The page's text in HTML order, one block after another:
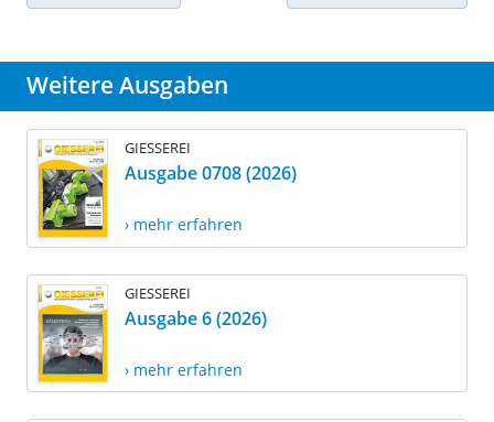
Weitere Ausgaben
GIESSEREI
Ausgabe 0708 (2026)
› mehr erfahren
GIESSEREI
Ausgabe 6 (2026)
› mehr erfahren